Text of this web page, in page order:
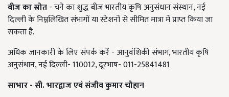
बीज का स्रोत- चने का शुद्ध बीज भारतीय कृषि अनुसंधान संस्थान, नई
दिल्ली के निम्नलिखित संभागों या स्टेशनों से सीमित मात्रा में प्राप्त किया जा
सकता है.
अधिक जानकारी के लिए संपर्क करें - आनुवंशिकी संभाग, भारतीय कृषि
अनुसंधान, नई दिल्ली- 110012, दूरभाष- 011-25841481
साभार - सी. भारद्वाज एवं संजीव कुमार चौहान